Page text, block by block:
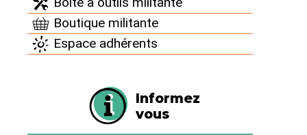
Boutique militante
Espace adhérents
Informez
vous
futures l’espoir d’un avenir sans risques nucléaires.
Aidez-nous à obtenir cet objectif et à nous
permettre de continuer la lutte au quotidien contre
cette énergie mortifère et pour promouvoir la
Faire un don